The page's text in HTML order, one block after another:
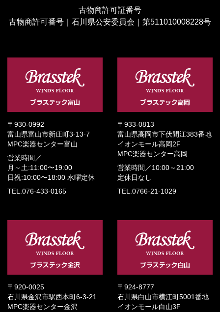
古物商許可証番号
古物商許可番号｜石川県公安委員会｜第511010008228号
〒930-0992
富山県富山市新庄町3-13-7
MPC楽器センター富山
営業時間／
月～土:11:00〜19:00
日祝:10:00〜18:00 水曜定休
TEL.076-433-0165
〒933-0813
富山県高岡市下伏間江383番地
イオンモール高岡2F
MPC楽器センター高岡
営業時間／ 10:00～21:00
定休日なし
TEL.0766-21-1029
〒920-0025
石川県金沢市駅西本町6-3-21
MPC楽器センター金沢
〒924-8777
石川県白山市横江町5001番地
イオンモール白山3F